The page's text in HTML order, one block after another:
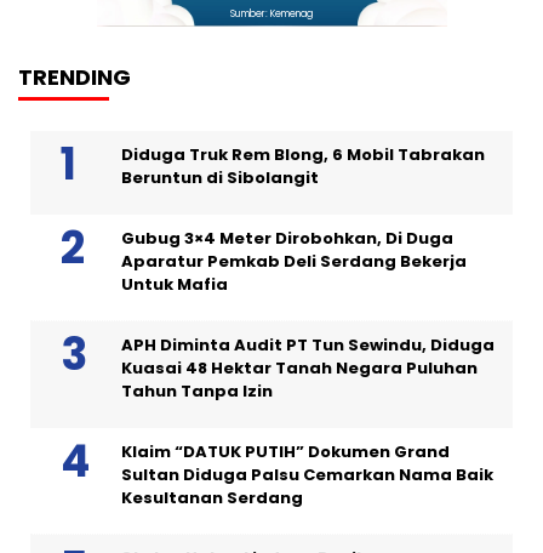
Sumber: Kemenag
TRENDING
Diduga Truk Rem Blong, 6 Mobil Tabrakan
Beruntun di Sibolangit
Gubug 3×4 Meter Dirobohkan, Di Duga
Aparatur Pemkab Deli Serdang Bekerja
Untuk Mafia
APH Diminta Audit PT Tun Sewindu, Diduga
Kuasai 48 Hektar Tanah Negara Puluhan
Tahun Tanpa Izin
Klaim “DATUK PUTIH” Dokumen Grand
Sultan Diduga Palsu Cemarkan Nama Baik
Kesultanan Serdang